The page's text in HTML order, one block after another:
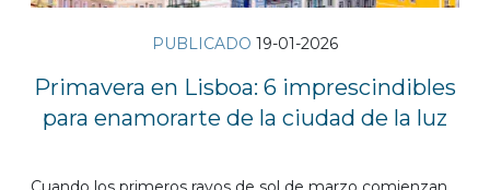
PUBLICADO 19-01-2026
Primavera en Lisboa: 6 imprescindibles
para enamorarte de la ciudad de la luz